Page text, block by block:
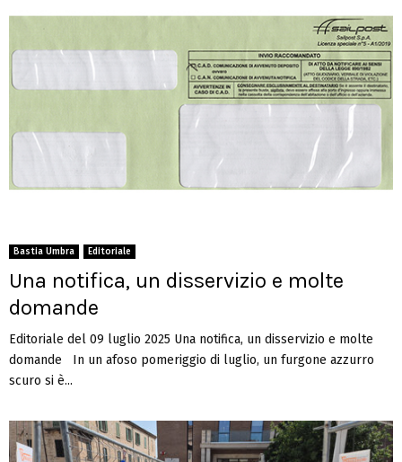
Bastia Umbra Editoriale
Una notifica, un disservizio e molte
domande
Editoriale del 09 luglio 2025 Una notifica, un disservizio e molte
domande In un afoso pomeriggio di luglio, un furgone azzurro
scuro si è...